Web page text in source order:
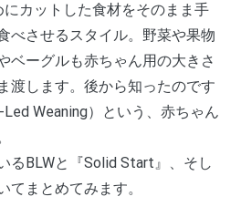
カットした食材をそのまま手
べさせるスタイル。野菜や果物
ベーグルも赤ちゃん用の大きさ
渡します。後から知ったのです
Weaning）という、赤ちゃん
るBLWと『Solid Start』、そし
てまとめてみます。